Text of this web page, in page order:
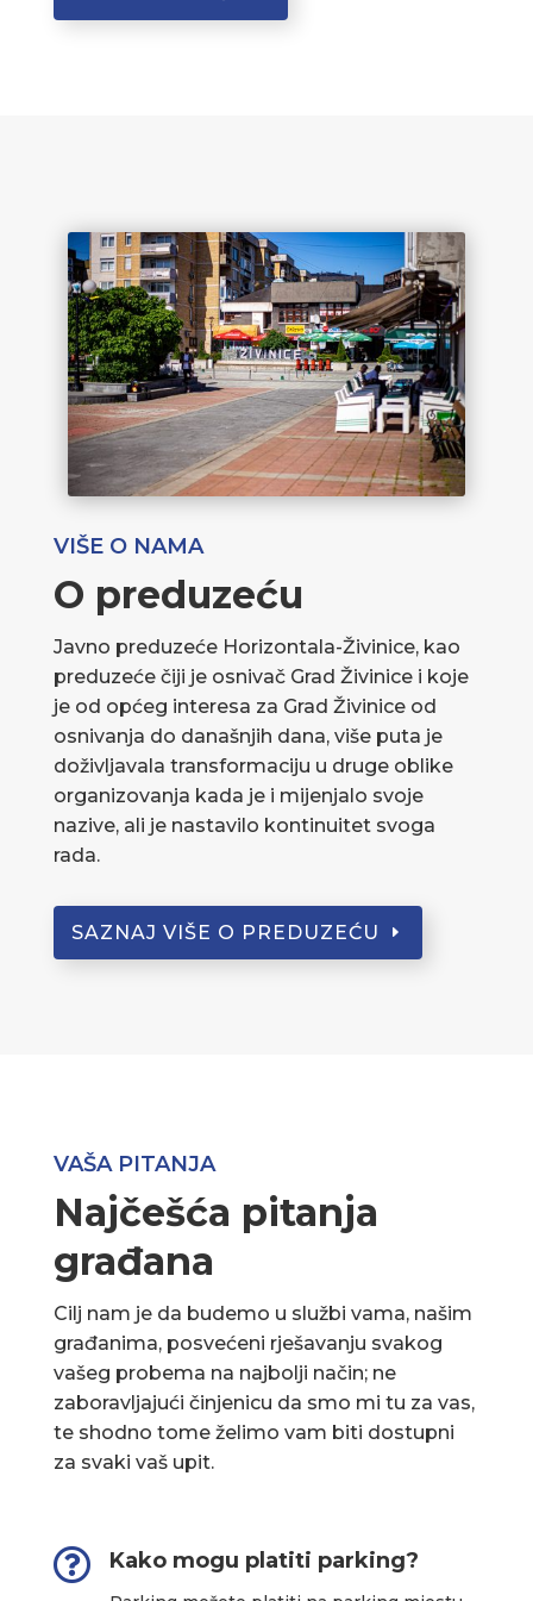
VIŠE O NAMA
O preduzeću
Javno preduzeće Horizontala-Živinice, kao
preduzeće čiji je osnivač Grad Živinice i koje
je od općeg interesa za Grad Živinice od
osnivanja do današnjih dana, više puta je
doživljavala transformaciju u druge oblike
organizovanja kada je i mijenjalo svoje
nazive, ali je nastavilo kontinuitet svoga
rada.
SAZNAJ VIŠE O PREDUZEĆU
VAŠA PITANJA
Najčešća pitanja
građana
Cilj nam je da budemo u službi vama, našim
građanima, posvećeni rješavanju svakog
vašeg probema na najbolji način; ne
zaboravljajući činjenicu da smo mi tu za vas,
te shodno tome želimo vam biti dostupni
za svaki vaš upit.
 Kako mogu platiti parking?